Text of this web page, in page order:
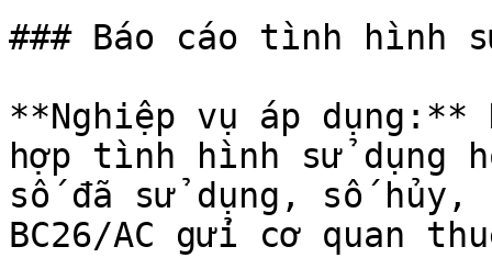
### Báo cáo tình hình
**Nghiệp vụ áp
hợp tình hình sử dụng
số đã sử dụng, số hủy,
BC26/AC gửi cơ quan